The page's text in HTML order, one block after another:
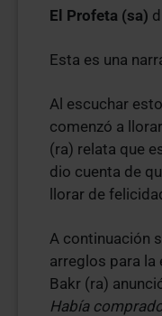
El Profeta (sa)
Esta es una
Al escuchar
comenzó a
(ra) relata que
dio cuenta de
llorar de
A continuación
arreglos para la
Bakr (ra)
Había